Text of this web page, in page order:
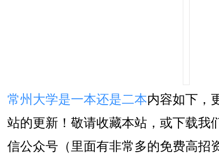
常州大学是一本还是二本内容如下，
站的更新！敬请收藏本站，或下载我
信公众号（里面有非常多的免费高招